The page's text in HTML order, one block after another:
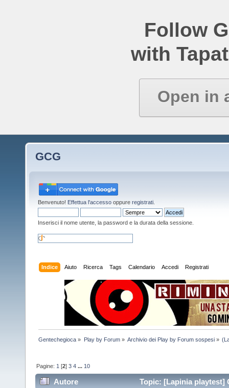
Follow
with
Open in
GCG
Benvenuto! Effettua l'accesso oppure registrati
Inserisci il nome utente, la password e la durata della sessione.
Indice Aiuto Ricerca Tags Calendario Accedi Registrati
Gentechegioca » Play by Forum» Archivio dei Play by Forum sospesi»
Pagine: 1 [2]3 4 ... 10
Autore Topic: [Lapinia playtest]